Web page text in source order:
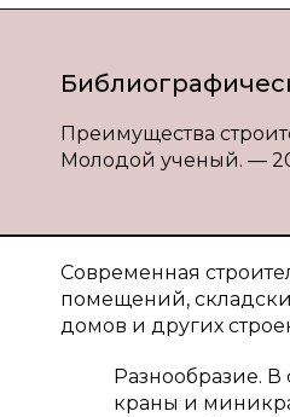
Преимущества
Молодой ученый. —
Современная
помещений,
домов и других
Разнообразие.
краны и